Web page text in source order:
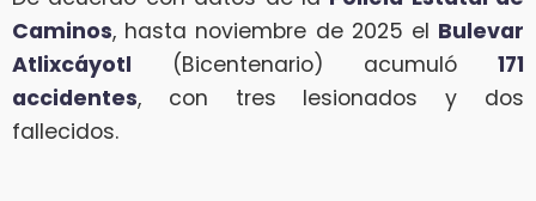
Caminos, hasta noviembre de 2025 el Bulevar
Atlixcáyotl (Bicentenario) acumuló 171
accidentes, con tres lesionados y dos
fallecidos.